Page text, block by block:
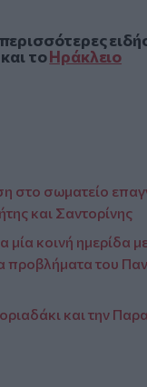
και τοΗράκλειο
στο σωματείο
και Σαντορίνης
μία κοινή ημερίδα
προβλήματα του
και την